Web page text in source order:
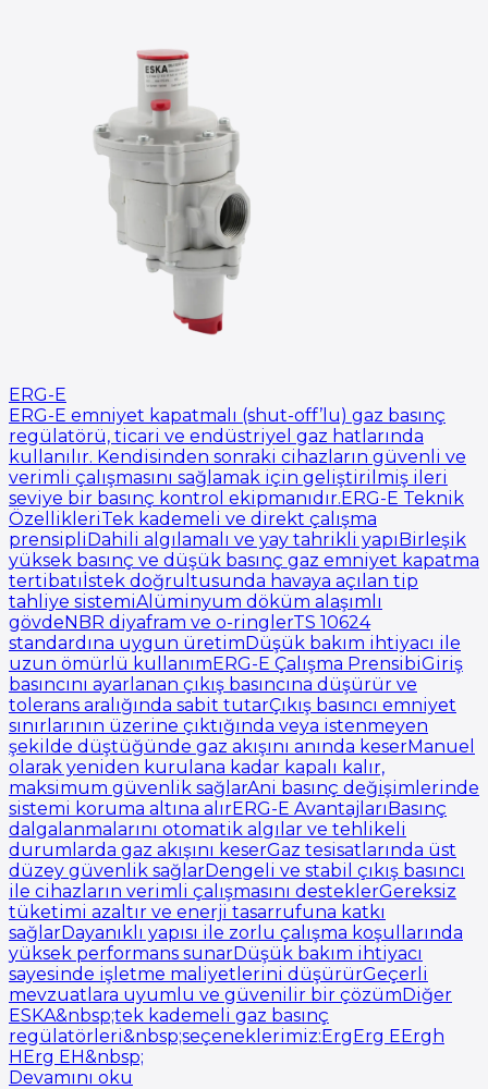
ERG-E
ERG-E emniyet kapatmalı (shut-off’lu) gaz basınç
regülatörü, ticari ve endüstriyel gaz hatlarında
kullanılır. Kendisinden sonraki cihazların güvenli ve
verimli çalışmasını sağlamak için geliştirilmiş ileri
seviye bir basınç kontrol ekipmanıdır.ERG-E Teknik
ÖzellikleriTek kademeli ve direkt çalışma
prensipliDahili algılamalı ve yay tahrikli yapıBirleşik
yüksek basınç ve düşük basınç gaz emniyet kapatma
tertibatıİstek doğrultusunda havaya açılan tip
tahliye sistemiAlüminyum döküm alaşımlı
gövdeNBR diyafram ve o-ringlerTS 10624
standardına uygun üretimDüşük bakım ihtiyacı ile
uzun ömürlü kullanımERG-E Çalışma PrensibiGiriş
basıncını ayarlanan çıkış basıncına düşürür ve
tolerans aralığında sabit tutarÇıkış basıncı emniyet
sınırlarının üzerine çıktığında veya istenmeyen
şekilde düştüğünde gaz akışını anında keserManuel
olarak yeniden kurulana kadar kapalı kalır,
maksimum güvenlik sağlarAni basınç değişimlerinde
sistemi koruma altına alırERG-E AvantajlarıBasınç
dalgalanmalarını otomatik algılar ve tehlikeli
durumlarda gaz akışını keserGaz tesisatlarında üst
düzey güvenlik sağlarDengeli ve stabil çıkış basıncı
ile cihazların verimli çalışmasını desteklerGereksiz
tüketimi azaltır ve enerji tasarrufuna katkı
sağlarDayanıklı yapısı ile zorlu çalışma koşullarında
yüksek performans sunarDüşük bakım ihtiyacı
sayesinde işletme maliyetlerini düşürürGeçerli
mevzuatlara uyumlu ve güvenilir bir çözümDiğer
ESKA&nbsp;tek kademeli gaz basınç
regülatörleri&nbsp;seçeneklerimiz:ErgErg EErgh
HErg EH&nbsp;
Devamını oku